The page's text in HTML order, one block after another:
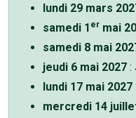
lundi 29 mars
samedi 1 er mai
samedi 8 mai
jeudi 6 mai 2027 :
lundi 17 mai 2027
mercredi 14